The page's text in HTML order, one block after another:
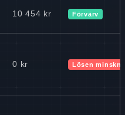
10 454 kr Förvärv
0 kr Lösen